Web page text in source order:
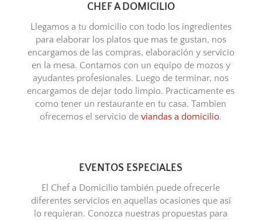
CHEF A DOMICILIO
Llegamos a tu domicilio con todo los ingredientes
para elaborar los platos que mas te gustan, nos
encargamos de las compras, elaboración y servicio
en la mesa. Contamos con un equipo de mozos y
ayudantes profesionales. Luego de terminar, nos
encargamos de dejar todo limpio. Practicamente es
como tener un restaurante en tu casa. Tambien
ofrecemos el servicio deviandas a domicilio.
EVENTOS ESPECIALES
El Chef a Domicilio también puede ofrecerle
diferentes servicios en aquellas ocasiones que así
lo requieran. Conozca nuestras propuestas para